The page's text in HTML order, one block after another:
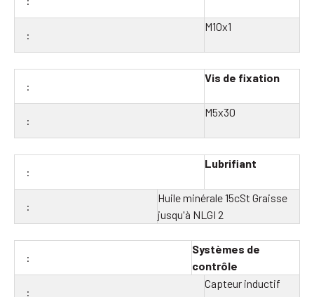
M10x1
Vis de fixation
M5x30
Lubrifiant
Huile minérale 15cSt Graisse
jusqu'à NLGI 2
Systèmes de
contrôle
Capteur inductif